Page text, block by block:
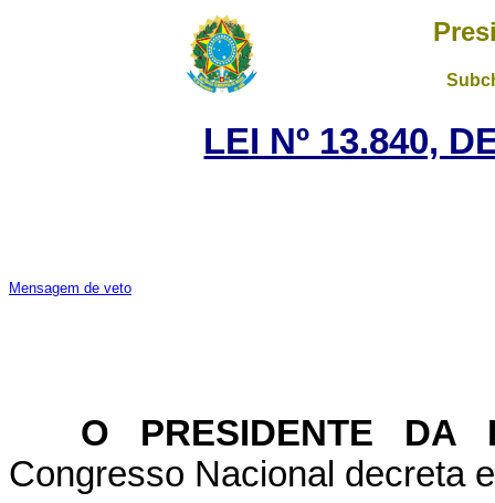
LEI Nº 13.840,
Mensagem de veto
O PRESIDENTE DA
Congresso Nacional decreta